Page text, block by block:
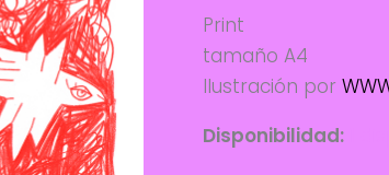
Print
tamaño A4
Ilustración por
Disponibilidad: